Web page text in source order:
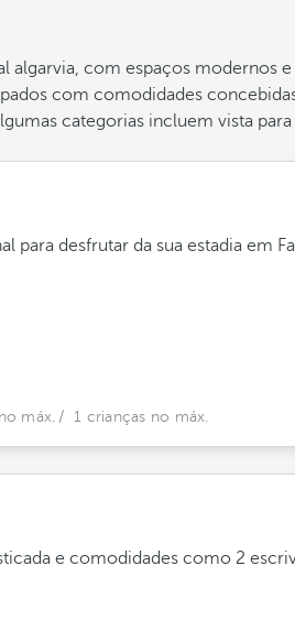
algarvia, com espaços modernos
com comodidades
categorias incluem vista
para desfrutar da sua estadia em
máx. / 1 crianças no máx.
e comodidades como 2